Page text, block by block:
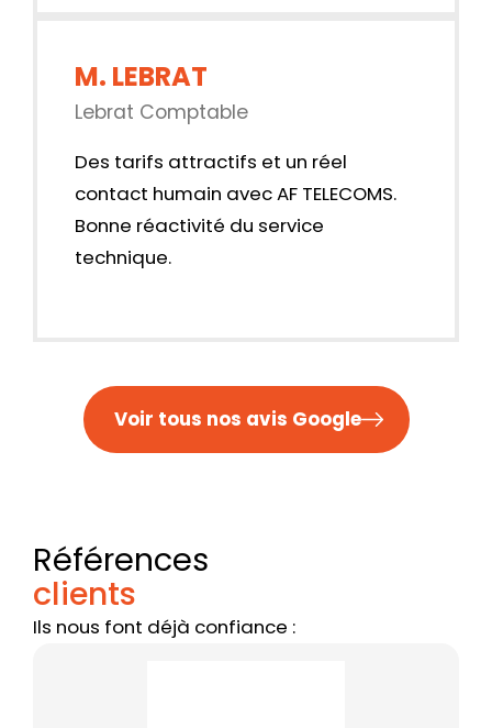
M. LEBRAT
Lebrat Comptable
Des tarifs attractifs et un réel
contact humain avec AF TELECOMS.
Bonne réactivité du service
technique.
Voir tous nos avis Google
Références
clients
Ils nous font déjà confiance :